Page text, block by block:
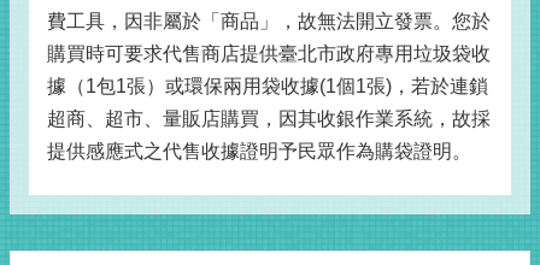
費工具，因非屬於「商品」，故無法開立發票。您於
購買時可要求代售商店提供臺北市政府專用垃圾袋收
據（1包1張）或環保兩用袋收據(1個1張)，若於連鎖
超商、超市、量販店購買，因其收銀作業系統，故採
提供感應式之代售收據證明予民眾作為購袋證明。